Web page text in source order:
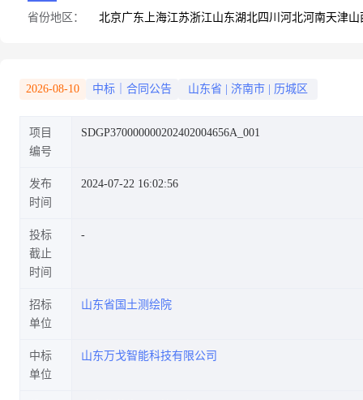
动态监管数据更新、备份及运维
省份地区： 北京广东 上海江苏浙江山东湖北四川 河北河南天津山
2026-08-10 中标｜合同公告 山东省 济南市 历城区
项目
编号
SDGP370000000202402004656A_001
发布
时间
2024-07-22 16:02:56
投标
截止
时间
招标
单位
山东省国土测绘院
中标
单位
山东万戈智能科技有限公司